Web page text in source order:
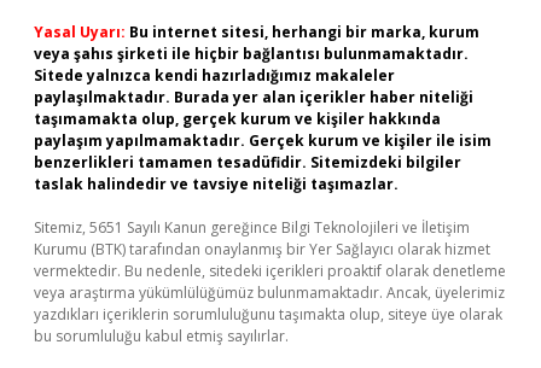
Yasal Uyarı: Bu internet sitesi, herhangi bir marka, kurum
veya şahıs şirketi ile hiçbir bağlantısı bulunmamaktadır.
Sitede yalnızca kendi hazırladığımız makaleler
paylaşılmaktadır. Burada yer alan içerikler haber niteliği
taşımamakta olup, gerçek kurum ve kişiler hakkında
paylaşım yapılmamaktadır. Gerçek kurum ve kişiler ile isim
benzerlikleri tamamen tesadüfidir. Sitemizdeki bilgiler
taslak halindedir ve tavsiye niteliği taşımazlar.
Sitemiz, 5651 Sayılı Kanun gereğince Bilgi Teknolojileri ve İletişim
Kurumu (BTK) tarafından onaylanmış bir Yer Sağlayıcı olarak hizmet
vermektedir. Bu nedenle, sitedeki içerikleri proaktif olarak denetleme
veya araştırma yükümlülüğümüz bulunmamaktadır. Ancak, üyelerimiz
yazdıkları içeriklerin sorumluluğunu taşımakta olup, siteye üye olarak
bu sorumluluğu kabul etmiş sayılırlar.